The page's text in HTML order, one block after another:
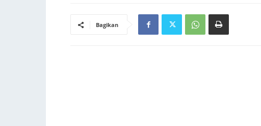
Bagikan